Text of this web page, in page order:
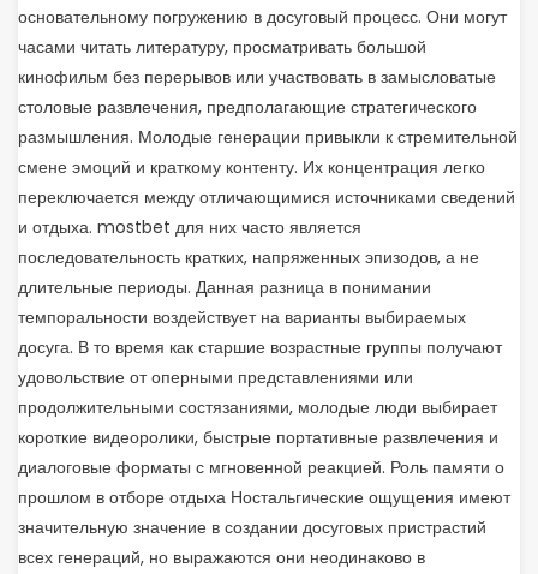
основательному погружению в досуговый процесс. Они могут
часами читать литературу, просматривать большой
кинофильм без перерывов или участвовать в замысловатые
столовые развлечения, предполагающие стратегического
размышления. Молодые генерации привыкли к стремительной
смене эмоций и краткому контенту. Их концентрация легко
переключается между отличающимися источниками сведений
и отдыха. mostbet для них часто является
последовательность кратких, напряженных эпизодов, а не
длительные периоды. Данная разница в понимании
темпоральности воздействует на варианты выбираемых
досуга. В то время как старшие возрастные группы получают
удовольствие от оперными представлениями или
продолжительными состязаниями, молодые люди выбирает
короткие видеоролики, быстрые портативные развлечения и
диалоговые форматы с мгновенной реакцией. Роль памяти о
прошлом в отборе отдыха Ностальгические ощущения имеют
значительную значение в создании досуговых пристрастий
всех генераций, но выражаются они неодинаково в